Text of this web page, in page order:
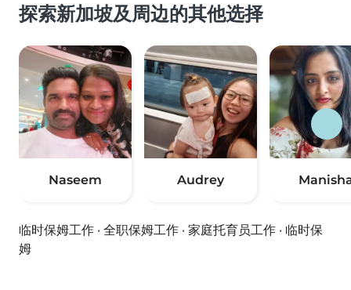
探索新加坡及周边的其他选择
Naseem Audrey
临时保姆工作 · 全职保姆工作 · 家庭托育员工作 · 临时保
姆